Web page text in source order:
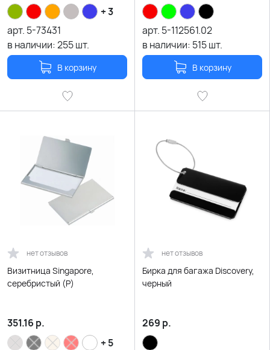
+ 3
арт. 5-73431
в наличии:255шт.
В корзину
арт. 5-112561.02
в наличии: 515шт.
В корзину
нет отзывов
Визитница Singapore,
серебристый (Р)
351.16 р.
+ 5
нет отзывов
Бирка для багажа Discovery,
черный
269 р.